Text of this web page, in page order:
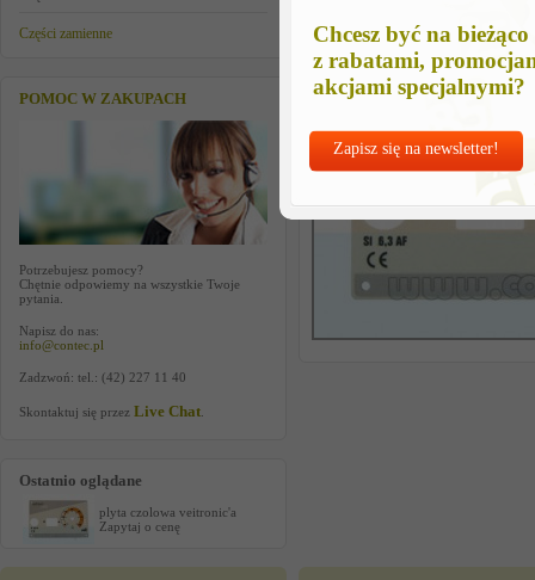
Chcesz być na bieżąco
z rabatami,
akcjami specjalnymi?
Zapisz się na newsletter!
Części zamienne
POMOC W ZAKUPACH
Potrzebujesz pomocy?
Chętnie odpowiemy na wszystkie Twoje
pytania.
Napisz do nas:
info@contec.pl
Zadzwoń: tel.: (42) 227 11 40
Skontaktuj się przez Live Chat
Ostatnio oglądane
plyta czolowa veitronic'a
Zapytaj o cenę